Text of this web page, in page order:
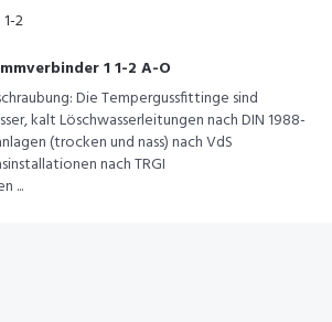
1 1-2 A-O
Die Tempergussfittinge sind
kalt Löschwasserleitungen nach DIN 1988-
(trocken und nass) nach VdS
nach TRGI
...